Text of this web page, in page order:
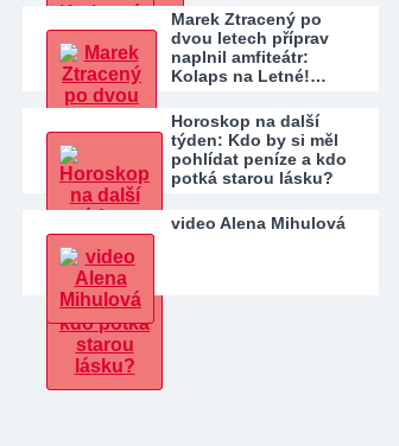
Marek Ztracený po
dvou letech příprav
naplnil amfiteátr:
Kolaps na Letné!…
Horoskop na další
týden: Kdo by si měl
pohlídat peníze a kdo
potká starou lásku?
video Alena Mihulová